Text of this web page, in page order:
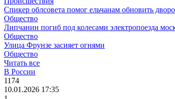
Спикер облсовета помог ельчанам обновить
Общество
Липчанин погиб под колесами электропоезда
Общество
Улица Фрунзе засияет огнями
Общество
Читать все
В России
1174
10.01.2026 17:35